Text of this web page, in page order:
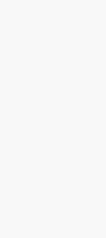
被称为“蟑螂”的印
对话】华住集团